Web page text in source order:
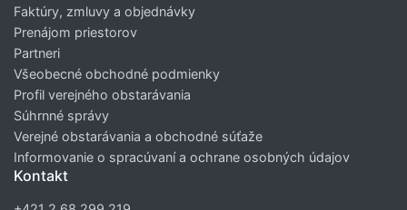
Faktúry, zmluvy a objednávky
Prenájom priestorov
Partneri
Všeobecné obchodné podmienky
Profil verejného obstarávania
Súhrnné správy
Verejné obstarávania a obchodné súťaže
Informovanie o spracúvaní a ochrane osobných údajov
Kontakt